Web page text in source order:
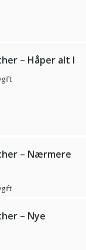
– Håper alt I
– Nærmere
– Nye